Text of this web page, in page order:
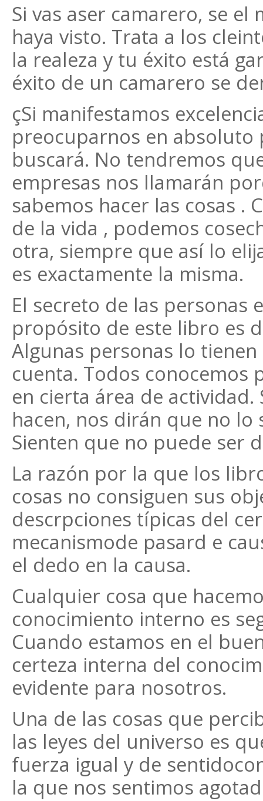
Si vas aser camarero, se
haya visto. Trata a los
la realeza y tu éxito está
éxito de un camarero se
çSi manifestamos
preocuparnos en
buscará. No tendremos
empresas nos llamarán
sabemos hacer las cosas .
de la vida , podemos
otra, siempre que así lo
es exactamente la misma.
El secreto de las personas
propósito de este libro es
Algunas personas lo
cuenta. Todos conocemos
en cierta área de
hacen, nos dirán que no lo
Sienten que no puede ser
La razón por la que los
cosas no consiguen sus
descrpciones típicas del
mecanismode pasard e
el dedo en la causa.
Cualquier cosa que
conocimiento interno es
Cuando estamos en el
certeza interna del
evidente para nosotros.
Una de las cosas que
las leyes del universo es
fuerza igual y de
la que nos sentimos